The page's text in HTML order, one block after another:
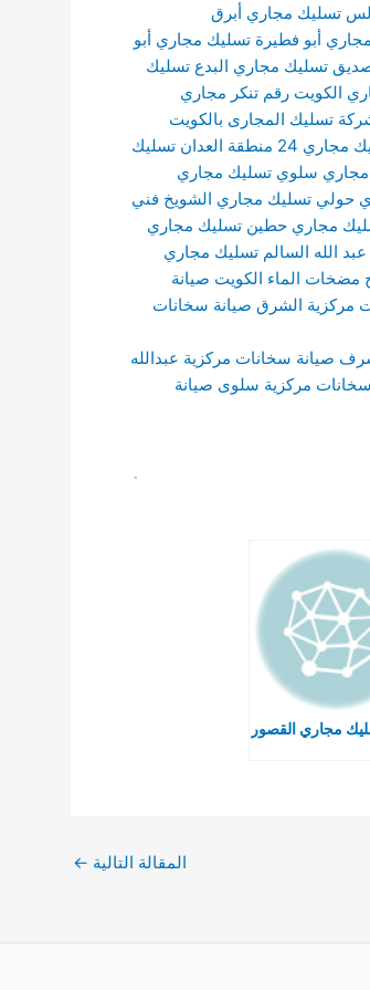
تسليك مجاري أبرق
أبو فطيرة تسليك مجاري أبو
تسليك مجاري البدع تسليك
الكويت رقم تنكر مجاري
تسليك المجارى بالكويت
24 منطقة العدان
تسليك
سلوي تسليك مجاري
حولي تسليك مجاري الشويخ فني
مجاري حطين تسليك مجاري
الله السالم تسليك مجاري
مضخات الماء الكويت صيانة
مركزية الشرق صيانة سخانات
صيانة سخانات مركزية عبدالله
مركزية سلوى صيانة
.
مجاري القصور
المقالة التالية ←